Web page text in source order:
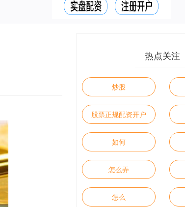
热点关注
炒股
股票正规配资开户
如何
怎么弄
怎么